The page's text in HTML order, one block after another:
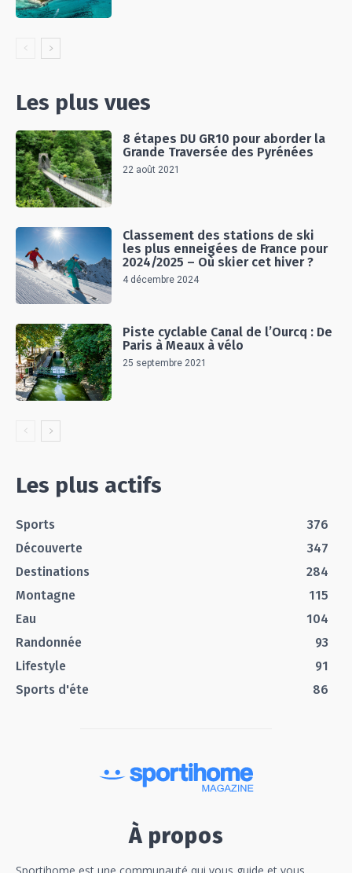
Les plus vues
8 étapes DU GR10 pour aborder la
Grande Traversée des Pyrénées
22 août 2021
Classement des stations de ski
les plus enneigées de France pour
2024/2025 – Où skier cet hiver ?
4 décembre 2024
Piste cyclable Canal de l’Ourcq : De
Paris à Meaux à vélo
25 septembre 2021
Les plus actifs
Sports
376
Découverte
347
Destinations
284
Montagne
115
Eau
104
Randonnée
93
Lifestyle
91
Sports d'éte
86
À propos
Sportihome est une communauté qui vous guide et vous